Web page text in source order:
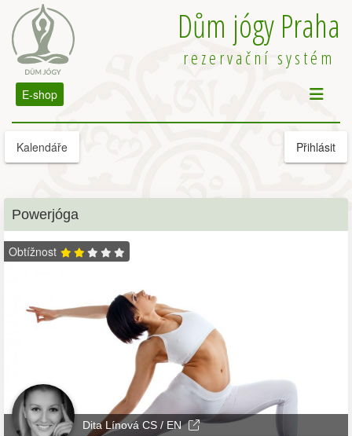
Dům jógy Praha
rezervační systém
E-shop
Kalendáře Přihlásit
Powerjóga
Obtížnost
Dita Línová CS / EN